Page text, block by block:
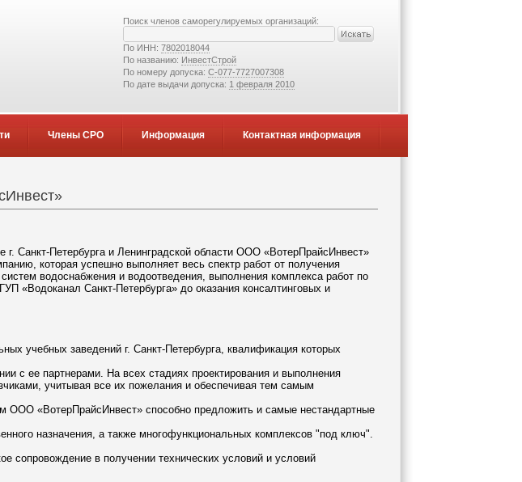
Поиск членов саморегулируемых организаций:
По ИНН: 7802018044
По названию: ИнвестСтрой
По номеру допуска: С-077-7727007308
По дате выдачи допуска: 1 февраля 2010
Члены СРО Информация Контактная информация
г. Санкт-Петербурга и Ленинградской области ООО «ВотерПрайсИнвест»
которая успешно выполняет весь спектр работ от получения
водоснабжения и водоотведения, выполнения комплекса работ по
«Водоканал Санкт-Петербурга» до оказания консалтинговых и
учебных заведений г. Санкт-Петербурга, квалификация которых
с ее партнерами. На всех стадиях проектирования и выполнения
учитывая все их пожелания и обеспечивая тем самым
ООО «ВотерПрайсИнвест» способно предложить и самые нестандартные
назначения, а также многофункциональных комплексов "под ключ".
сопровождение в получении технических условий и условий